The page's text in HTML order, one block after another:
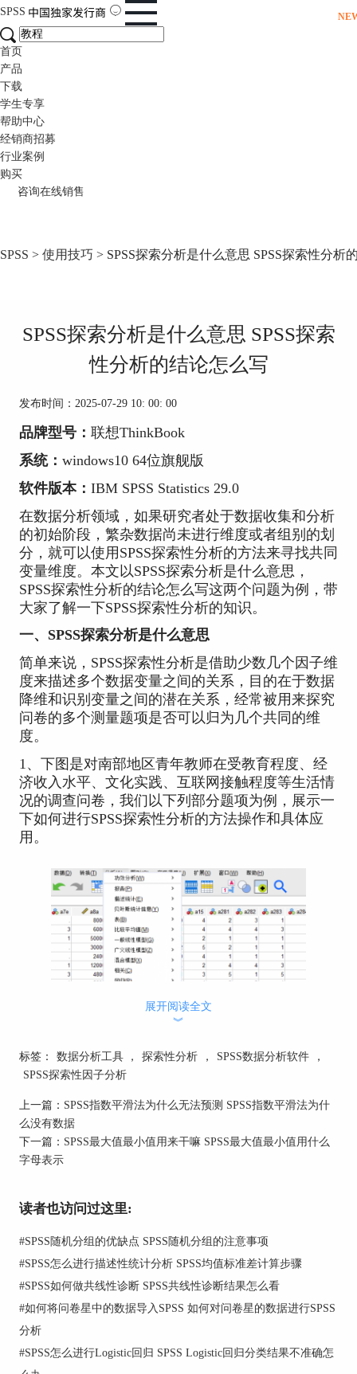
SPSS
首页
产品
下载
学生专享
帮助中心
经销商招募
行业案例
购买
咨询在线销售
SPSS > 使用技巧 > SPSS探索分析是什么意思 SPSS探索性分析
SPSS探索分析是什么意思 SPSS探索
性分析的结论怎么写
发布时间：2025-07-29 10: 00: 00
品牌型号： 联想ThinkBook
系统： windows10 64位旗舰版
软件版本： IBM SPSS Statistics 29.0
在数据分析领域，如果研究者处于数据收集和分析
的初始阶段，繁杂数据尚未进行维度或者组别的划
分，就可以使用SPSS探索性分析的方法来寻找共同
变量维度。本文以SPSS探索分析是什么意思，
SPSS探索性分析的结论怎么写这两个问题为例，带
大家了解一下SPSS探索性分析的知识。
一、SPSS探索分析是什么意思
简单来说，SPSS探索性分析是借助少数几个因子维
度来描述多个数据变量之间的关系，目的在于数据
降维和识别变量之间的潜在关系，经常被用来探究
问卷的多个测量题项是否可以归为几个共同的维
度。
1、下图是对南部地区青年教师在受教育程度、经
济收入水平、文化实践、互联网接触程度等生活情
况的调查问卷，我们以下列部分题项为例，展示一
下如何进行SPSS探索性分析的方法操作和具体应
用。
图1：青年教师生活情况调查
2、案例数据涉及被调查人群的性别、年收入、政
治面貌等基本情况，这里以代表青年教师生活情况
高受教育程度、大学等级、互联网接触频率、手机
展开阅读全文
︾
标签： 数据分析工具 ， 探索性分析 ， SPSS数据分析软件
，
SPSS探索性因子分析
上一篇： SPSS指数平滑法为什么无法预测 SPSS指数平滑法为什
么没有数据
下一篇： SPSS最大值最小值用来干嘛 SPSS最大值最小值用什么
字母表示
读者也访问过这里:
#SPSS随机分组的优缺点 SPSS随机分组的注意事项
#SPSS怎么进行描述性统计分析 SPSS均值标准差计算步骤
#SPSS如何做共线性诊断 SPSS共线性诊断结果怎么看
#如何将问卷星中的数据导入SPSS 如何对问卷星的数据进行SPSS
分析
#SPSS怎么进行Logistic回归 SPSS Logistic回归分类结果不准确怎